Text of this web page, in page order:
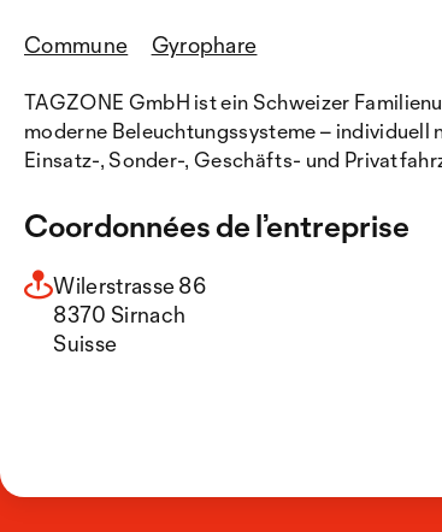
Commune Gyrophare
TAGZONE GmbH ist ein Schweizer
moderne Beleuchtungssysteme –
Einsatz-, Sonder-, Geschäfts- und
Coordonnées de l’entreprise
Wilerstrasse 86
8370 Sirnach
Suisse